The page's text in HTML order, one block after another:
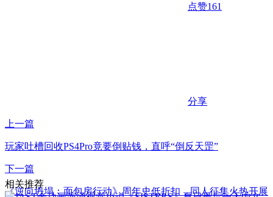
点赞161
分享
上一篇
玩家吐槽回收PS4Pro竟要倒贴钱，直呼“倒反天罡”
下一篇
《逆向坍塌：面包房行动》周年史低折扣，同人征集火热开展
相关推荐